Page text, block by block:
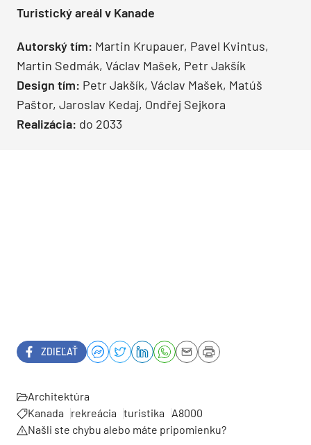
Turistický areál v Kanade
Autorský tím: Martin Krupauer, Pavel Kvintus,
Martin Sedmák, Václav Mašek, Petr Jakšík
Design tím: Petr Jakšík, Václav Mašek, Matúš
Paštor, Jaroslav Kedaj, Ondřej Sejkora
Realizácia: do 2033
ZDIEĽAŤ
Architektúra
Kanada
rekreácia turistika
A8000
Našli ste chybu alebo máte pripomienku?